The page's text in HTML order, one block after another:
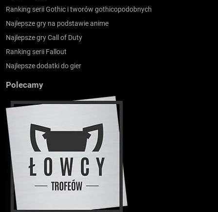
Ranking serii Gothic i tworów gothicopodobnych
Najlepsze gry na podstawie anime
Najlepsze gry Call of Duty
Ranking serii Fallout
Najlepsze dodatki do gier
Polecamy